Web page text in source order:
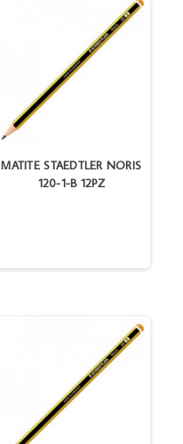
MATITE STAEDTLER NORIS
120-1-B 12PZ